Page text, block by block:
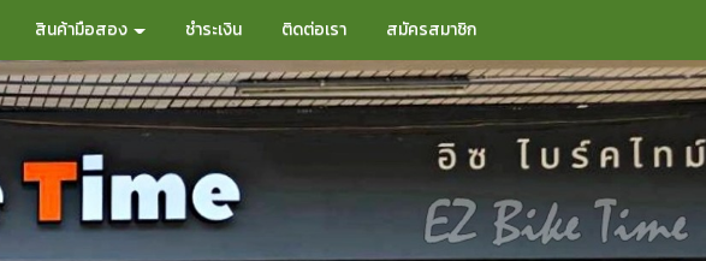
สินค้ามือสอง ชำระเงิน ติดต่อเรา สมัครสมาชิก